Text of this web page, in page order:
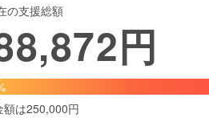
ファッション
の支援総額
円
額は250,000円